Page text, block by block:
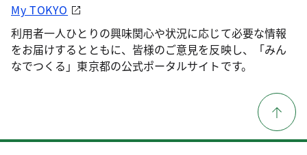
My TOKYO
利用者一人ひとりの興味関心や状況に応じて必要な情報
をお届けするとともに、皆様のご意見を反映し、「みん
なでつくる」東京都の公式ポータルサイトです。